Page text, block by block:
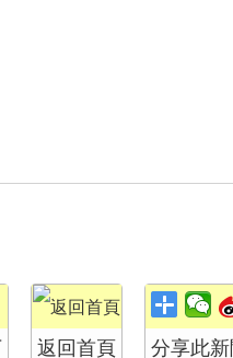
返回首頁 分享此新